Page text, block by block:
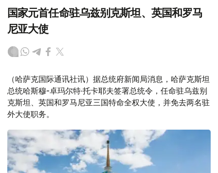
国家元首任命驻乌兹别克斯坦、英国和罗马
尼亚大使
（哈萨克国际通讯社讯）据总统府新闻局消息，哈萨克斯坦
总统哈斯穆-卓玛尔特·托卡耶夫签署总统令，任命驻乌兹别
克斯坦、英国和罗马尼亚三国特命全权大使，并免去两名驻
外大使职务。